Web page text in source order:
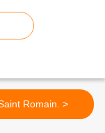
Par Saint Romain. >